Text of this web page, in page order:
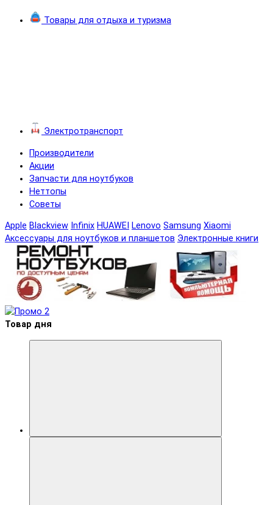
Товары для отдыха и туризма
Электротранспорт
Производители
Акции
Запчасти для ноутбуков
Неттопы
Советы
Apple Blackview Infinix HUAWEI Lenovo Samsung Xiaomi
Аксессуары для ноутбуков и планшетов Электронные книги
Товар дня